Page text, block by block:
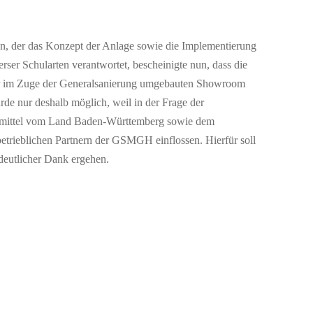
der das Konzept der Anlage sowie die Implementierung
Schularten verantwortet, bescheinigte nun, dass die
Zuge der Generalsanierung umgebauten Showroom
nur deshalb möglich, weil in der Frage der
vom Land Baden-Württemberg sowie dem
Partnern der GSMGH einflossen. Hierfür soll
Dank ergehen.